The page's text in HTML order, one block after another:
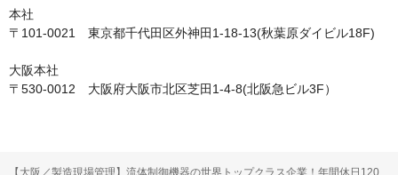
本社
〒101-0021　東京都千代田区外神田1-18-13(秋葉原ダイビル18F)
大阪本社
〒530-0012　大阪府大阪市北区芝田1-4-8(北阪急ビル3F）
【大阪／製造現場管理】流体制御機器の世界トップクラス企業！年間休日120